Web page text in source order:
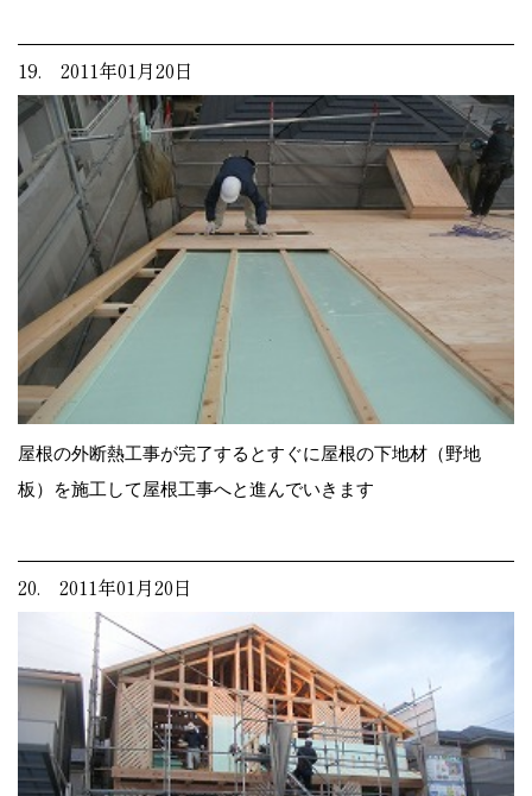
19. 2011年01月20日
屋根の外断熱工事が完了するとすぐに屋根の下地材（野地
板）を施工して屋根工事へと進んでいきます
20. 2011年01月20日